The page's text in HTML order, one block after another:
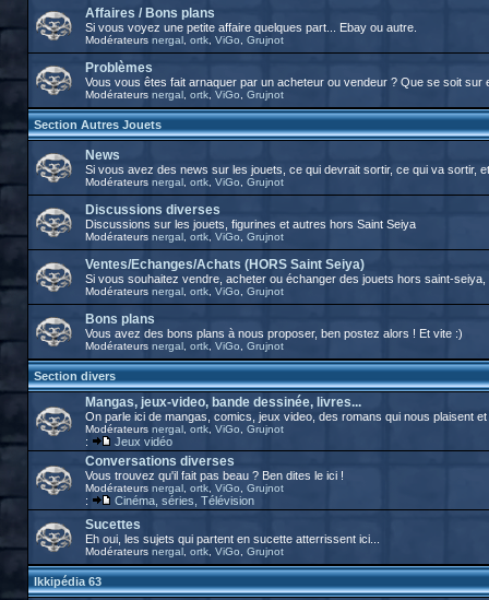
Affaires / Bons plans
Si vous voyez une petite affaire quelques part... Ebay ou autre.
Modérateurs nergal, ortk, ViGo Grujnot
Problèmes
Vous vous êtes fait arnaquer par un acheteur ou vendeur ? Que se soit sur
Modérateurs nergal, ortk, ViGo Grujnot
Section Autres Jouets
News
Si vous avez des news sur les jouets, ce qui devrait sortir, ce qui va sortir,
Modérateurs nergal, ortk, ViGo Grujnot
Discussions diverses
Discussions sur les jouets, figurines et autres hors Saint Seiya
Modérateurs nergal, ortk, ViGo Grujnot
Ventes/Echanges/Achats (HORS Saint Seiya)
Si vous souhaitez vendre, acheter ou échanger des jouets hors saint-seiya,
Modérateurs nergal, ortk, ViGo Grujnot
Bons plans
Vous avez des bons plans à nous proposer, ben postez alors ! Et vite :)
Modérateurs nergal, ortk, ViGo Grujnot
Section divers
Mangas, jeux-video, bande dessinée, livres...
On parle ici de mangas, comics, jeux video, des romans qui nous plaisent
Modérateurs nergal, ortk, ViGo Grujnot
: Jeux vidéo
Conversations diverses
Vous trouvez qu'il fait pas beau ? Ben dites le ici !
Modérateurs nergal, ortk, ViGo Grujnot
: Cinéma, séries, Télévision
Sucettes
Eh oui, les sujets qui partent en sucette atterrissent ici...
Modérateurs nergal, ortk, ViGo Grujnot
Ikkipédia 63